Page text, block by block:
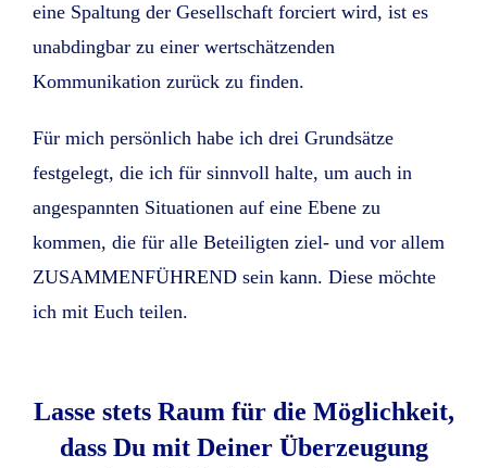
eine Spaltung der Gesellschaft forciert wird, ist es
unabdingbar zu einer wertschätzenden
Kommunikation zurück zu finden.
Für mich persönlich habe ich drei Grundsätze
festgelegt, die ich für sinnvoll halte, um auch in
angespannten Situationen auf eine Ebene zu
kommen, die für alle Beteiligten ziel- und vor allem
ZUSAMMENFÜHREND sein kann. Diese möchte
ich mit Euch teilen.
Lasse stets Raum für die Möglichkeit,
dass Du mit Deiner Überzeugung